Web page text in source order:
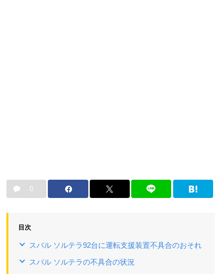
0
目次
スバル ソルテラ92台に運転支援装置不具合のおそれ
スバル ソルテラの不具合の状況